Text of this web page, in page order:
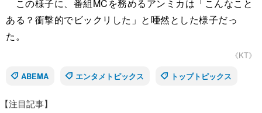
この様子に、番組MCを務めるアンミカは「こんなこと
ある？衝撃的でビックリした」と唖然とした様子だっ
た。
《KT》
ABEMA
エンタメトピックス トップトピックス
【注目記事】